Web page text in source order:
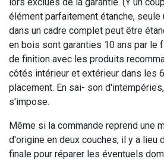
Même si la commande reprend une
d'origine en deux couches, il y a lieu
finale pour réparer les éventuels